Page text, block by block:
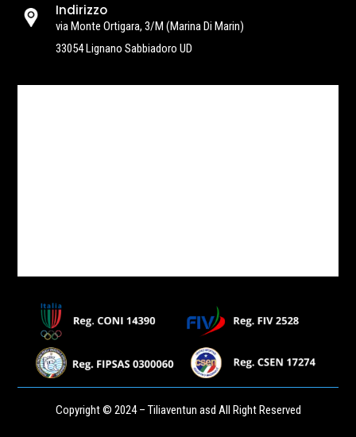
Indirizzo
via Monte Ortigara, 3/M (Marina Di Marin)
33054 Lignano Sabbiadoro UD
Copyright © 2024 – Tiliaventun asd All Right Reserved